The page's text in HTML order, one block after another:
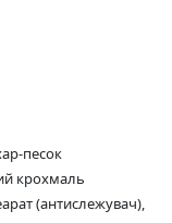
песок
крохмаль
(антислежувач),